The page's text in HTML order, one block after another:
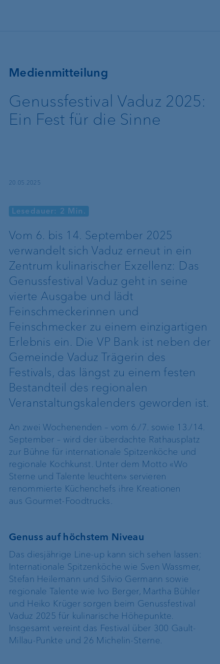
Medienmitteilung
Genussfestival Vaduz 2025:
Ein Fest für die Sinne
20.05.2025
Lesedauer: 2 Min.
Vom 6. bis 14. September 2025
verwandelt sich Vaduz erneut in ein
Zentrum kulinarischer Exzellenz: Das
Genussfestival Vaduz geht in seine
vierte Ausgabe und lädt
Feinschmeckerinnen und
Feinschmecker zu einem einzigartigen
Erlebnis ein. Die VP Bank ist neben der
Gemeinde Vaduz Trägerin des
Festivals, das längst zu einem festen
Bestandteil des regionalen
Veranstaltungskalenders geworden ist.
An zwei Wochenenden – vom 6./7. sowie 13./14.
September – wird der überdachte Rathausplatz
zur Bühne für internationale Spitzenköche und
regionale Kochkunst. Unter dem Motto «Wo
Sterne und Talente leuchten» servieren
renommierte Küchenchefs ihre Kreationen
aus Gourmet-Foodtrucks.
Genuss auf höchstem Niveau
Das diesjährige Line-up kann sich sehen lassen:
Internationale Spitzenköche wie Sven Wassmer,
Stefan Heilemann und Silvio Germann sowie
regionale Talente wie Ivo Berger, Martha Bühler
und Heiko Krüger sorgen beim Genussfestival
Vaduz 2025 für kulinarische Höhepunkte.
Insgesamt vereint das Festival über 300 Gault-
Millau-Punkte und 26 Michelin-Sterne.